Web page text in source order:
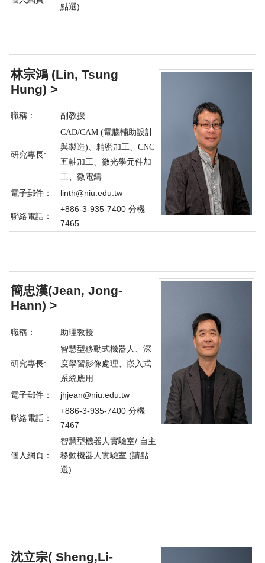
點選)
林宗鴻 (Lin, Tsung
Hung) >
職稱： 副教授
研究專長:
CAD/CAM (電腦輔助設計
與製造)、精密加工、CNC
五軸加工、微光學元件加
工、微電鑄
電子郵件： linth@niu.edu.tw
聯絡電話：
+886-3-935-7400 分機
7465
簡忠漢(Jean, Jong-
Hann) >
職稱： 助理教授
研究專長:
智慧型移動式機器人、深
度學習影像處理、嵌入式
系統應用
電子郵件： jhjean@niu.edu.tw
聯絡電話：
+886-3-935-7400 分機
7467
個人網頁：
智慧型機器人實驗室/ 自主
移動機器人實驗室 (請點
選)
沈立宗( Sheng,Li-